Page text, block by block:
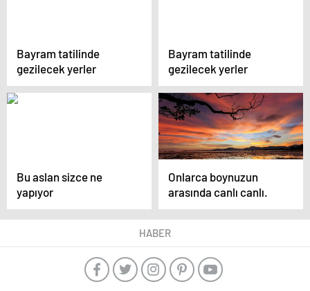
Bayram tatilinde
gezilecek yerler
Bayram tatilinde
gezilecek yerler
Bu aslan sizce ne
yapıyor
Onlarca boynuzun
arasında canlı canlı.
HABER